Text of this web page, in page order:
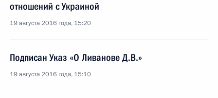
отношений с Украиной
19 августа 2016 года, 15:20
Подписан Указ «О Ливанове Д.В.»
19 августа 2016 года, 15:10